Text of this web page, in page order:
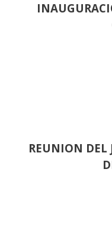
REUNION DEL